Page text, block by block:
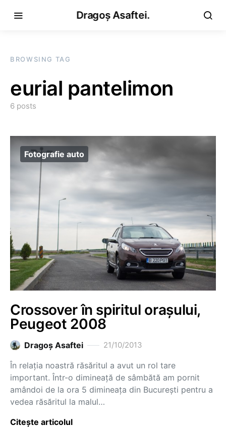
Dragoș Asaftei.
BROWSING TAG
eurial pantelimon
6 posts
Fotografie auto
Crossover în spiritul orașului,
Peugeot 2008
Dragoş Asaftei 21/10/2013
În relația noastră răsăritul a avut un rol tare
important. Într-o dimineață de sâmbătă am pornit
amândoi de la ora 5 dimineața din București pentru a
vedea răsăritul la malul…
Citește articolul